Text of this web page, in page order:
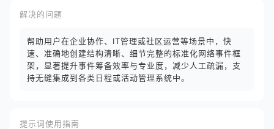
解决的问题
帮助用户在企业协作、IT管理或社区运营等场景中，快
速、准确地创建结构清晰、细节完整的标准化网络事件框
架，显著提升事件筹备效率与专业度，减少人工疏漏，支
持无缝集成到各类日程或活动管理系统中。
提示词使用指南